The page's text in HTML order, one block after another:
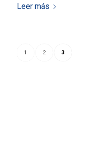
Leer más
1 2 3